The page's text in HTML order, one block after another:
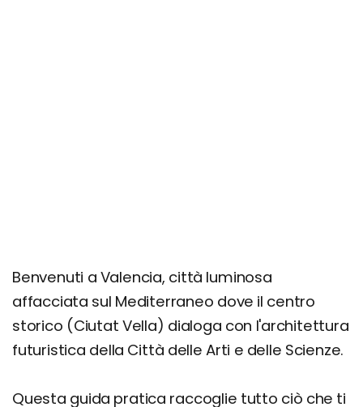
Cosa vedere nei dintorni: consigli per 4, 5, 6 e 7
giorni
Benvenuti a Valencia, città luminosa
affacciata sul Mediterraneo dove il centro
storico (Ciutat Vella) dialoga con l'architettura
futuristica della Città delle Arti e delle Scienze.
Questa guida pratica raccoglie tutto ciò che ti